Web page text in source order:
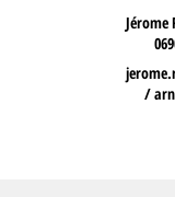
Jérome
/